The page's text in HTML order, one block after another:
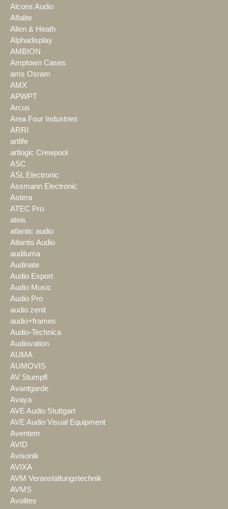
Alcons Audio
Alfalite
Allen & Heath
Alphadisplay
AMBION
Amptown Cases
ams Osram
AMX
APWPT
Arcus
Area Four Industries
ARRI
artlife
artlogic Crewpool
ASC
ASL Electronic
Assmann Electronic
Astera
ATEC Pro
ateis
atlantic audio
Atlantis Audio
audiluma
Audinate
Audio Export
Audio Music
Audio Pro
audio zenit
audio+frames
Audio-Technica
Audiovation
AUMA
AUMOVIS
AV Stumpfl
Avantgarde
Avaya
AVE Audio Stuttgart
AVE Audio Visual Equipment
Aventem
AVID
Avisonik
AVIXA
AVM Veranstaltungstechnik
AVMS
Avolites